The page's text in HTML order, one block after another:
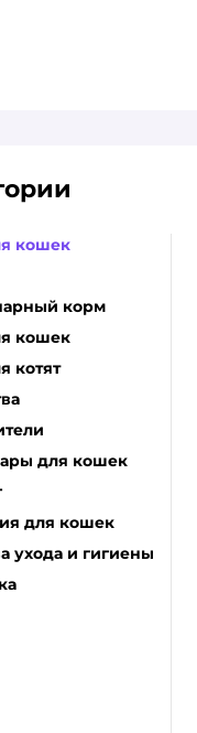
кошек
корм
кошек
котят
для кошек
для кошек
ухода и гигиены